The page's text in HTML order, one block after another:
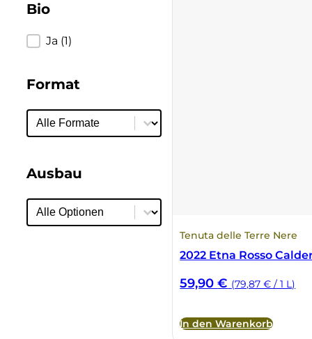
Bio
BioJa (1)
Format
Format
Format
Ausbau
Ausbau
Ausbau
Tenuta delle Terre Nere
2022 Etna Rosso
59,90€ (79,87 € / 1 L)
In den Warenkorb